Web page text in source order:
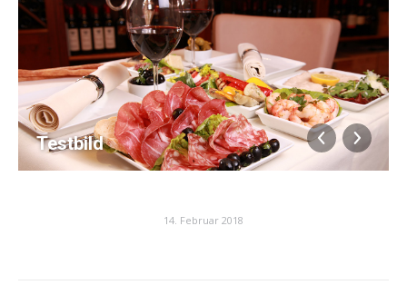
Testbild
14. Februar 2018